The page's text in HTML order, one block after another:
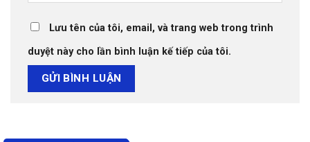
Lưu tên của tôi, email, và trang web trong trình
duyệt này cho lần bình luận kế tiếp của tôi.